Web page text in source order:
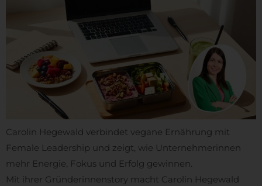
Carolin Hegewald verbindet vegane Ernährung mit
Female Leadership und zeigt, wie Unternehmerinnen
mehr Energie, Fokus und Erfolg gewinnen.
Mit ihrer Gründerinnenstory macht Carolin Hegewald